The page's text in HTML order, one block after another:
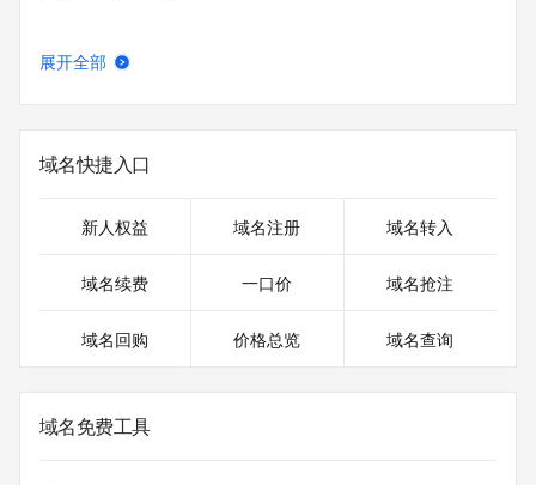
展开全部
域名快捷入口
新人权益 域名注册 域名转入
域名续费 一口价 域名抢注
域名回购 价格总览 域名查询
域名免费工具